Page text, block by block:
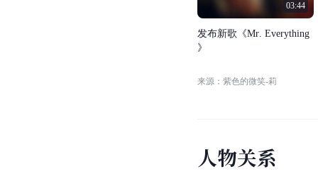
03:44
发布新歌 《Mr. Everything
》
来源：紫色的微笑-莉
人物关系